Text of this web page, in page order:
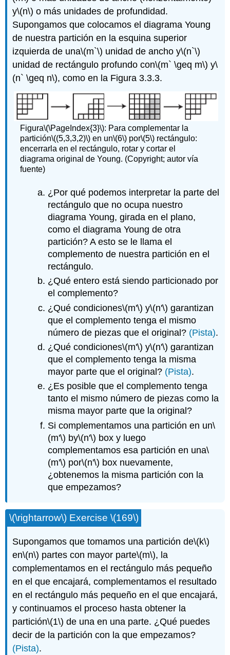
y\(n\) o más unidades de profundidad.
Supongamos que colocamos el diagrama Young
de nuestra partición en la esquina superior
izquierda de una\(m`\) unidad de ancho y\(n`\)
unidad de rectángulo profundo con\(m` \geq m\) y\
(n` \geq n\), como en la Figura 3.3.3.
Figura\(\PageIndex{3}\): Para complementar la
partición\((5,3,3,2)\) en un\(6\) por\(5\) rectángulo:
encerrarla en el rectángulo, rotar y cortar el
diagrama original de Young. (Copyright; autor vía
fuente)
¿Por qué podemos interpretar la parte del
rectángulo que no ocupa nuestro
diagrama Young, girada en el plano,
como el diagrama Young de otra
partición? A esto se le llama el
complemento de nuestra partición en el
rectángulo.
¿Qué entero está siendo particionado por
el complemento?
¿Qué condiciones\(m'\) y\(n'\) garantizan
que el complemento tenga el mismo
número de piezas que el original? (Pista).
¿Qué condiciones\(m'\) y\(n'\) garantizan
que el complemento tenga la misma
mayor parte que el original? (Pista).
¿Es posible que el complemento tenga
tanto el mismo número de piezas como la
misma mayor parte que la original?
Si complementamos una partición en un\
(m'\) by\(n'\) box y luego
complementamos esa partición en una\
(m'\) por\(n'\) box nuevamente,
¿obtenemos la misma partición con la
que empezamos?
\(\rightarrow\) Exercise\(169\)
Supongamos que tomamos una partición de\(k\)
en\(n\) partes con mayor parte\(m\), la
complementamos en el rectángulo más pequeño
en el que encajará, complementamos el resultado
en el rectángulo más pequeño en el que encajará,
y continuamos el proceso hasta obtener la
partición\(1\) de una en una parte. ¿Qué puedes
decir de la partición con la que empezamos?
(Pista).